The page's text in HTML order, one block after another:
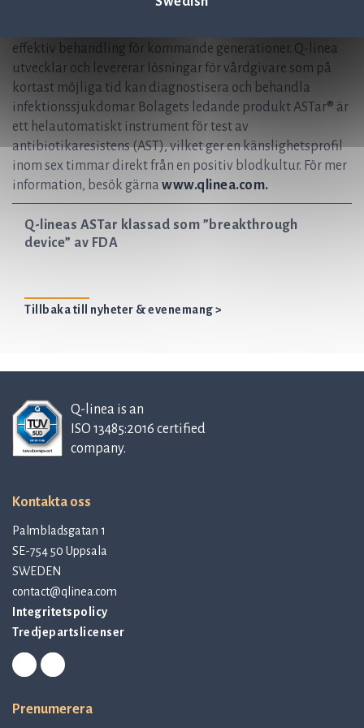
infektionsdiagnostik. Vår vision är att hjälpa till att rädda
effektiv behandling för kommande generationer. Q-linea
utvecklar och levererar lösningar för vårdgivare som på
kortast möjliga tid kan diagnostisera och behandla
infektionssjukdomar. Bolagets ledande produkt ASTar® är
ett helautomatiskt instrument för test av
antibiotikaresistens (AST), vilket ger en känslighetsprofil
inom sex timmar direkt från en positiv blodkultur. För mer
information, besök gärna www.qlinea.com.
Q-lineas ASTar klassad som ”breakthrough
device” av FDA
Tillbaka till nyheter & evenemang >
Q-linea is an
ISO 13485:2016 certified
company.
Kontakta oss
Palmbladsgatan 1
SE-754 50 Uppsala
SWEDEN
contact@qlinea.com
Integritetspolicy
Tredjepartslicenser
Prenumerera